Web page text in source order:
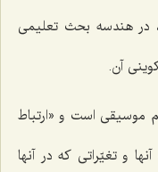
در هندسه بحث تعلیمی
آن.
موسیقی است و «ارتباط
و تغیّراتی که در آنها